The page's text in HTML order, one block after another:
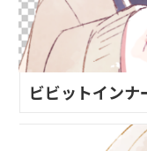
ビビットイン